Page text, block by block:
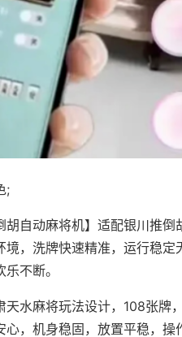
;
胡自动麻将机】适配银川推
，洗牌快速精准，运行稳定
不断。
水麻将玩法设计，108张牌
心，机身稳固，放置平稳，